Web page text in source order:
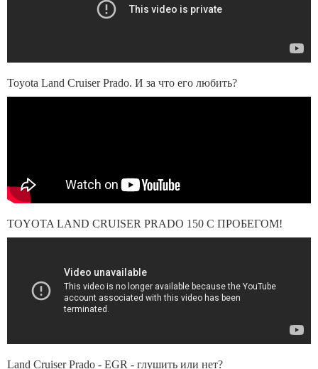
Toyota Land Cruiser Prado. И за что его любить?
TOYOTA LAND CRUISER PRADO 150 С ПРОБЕГОМ!
Land Cruiser Prado - EGR - глушить или нет?